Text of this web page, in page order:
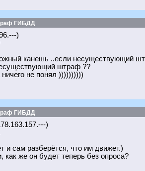
ГИБДД
)
канешь ..если несуществующий
штраф ??
не понял ))))))))))
ГИБДД
)
и сам разберётся, что им движет.)
как же он будет теперь без опроса?